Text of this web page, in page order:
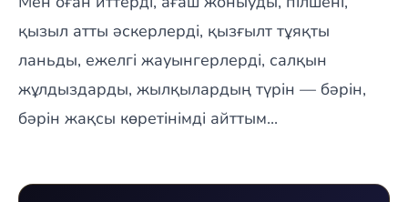
қызыл атты әскерлерді, қызғылт тұяқты
ланьды, ежелгі жауынгерлерді, салқын
жұлдыздарды, жылқылардың түрін — бәрін,
бәрін жақсы көретінімді айттым...